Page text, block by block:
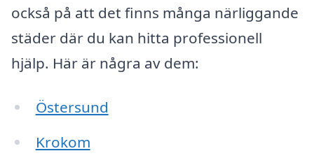
också på att det finns många närliggande
städer där du kan hitta professionell
hjälp. Här är några av dem:
Östersund
Krokom